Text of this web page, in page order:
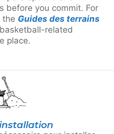
before you commit. For
the Guides des terrains
related
place.